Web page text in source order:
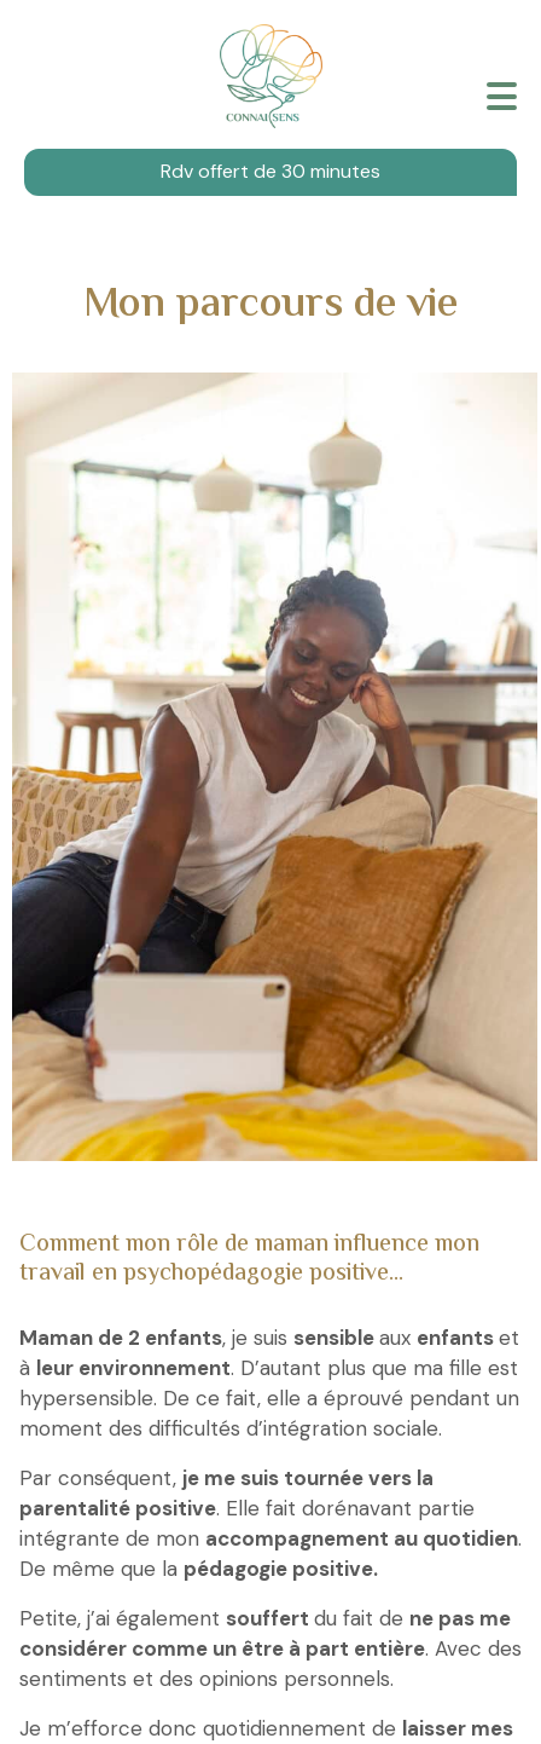
Rdv offert de 30 minutes
Mon parcours de vie
Comment mon rôle de maman influence mon
travail en psychopédagogie positive...
Maman de 2 enfants, je suis sensibleaux enfantset
à leur environnement. D’autant plus que ma fille est
hypersensible. De ce fait, elle a éprouvé pendant un
moment des difficultés d’intégration sociale.
Par conséquent, je me suis tournée vers la
parentalité positive. Elle fait dorénavant partie
intégrante de mon accompagnement au quotidien.
De même que la pédagogie positive.
Petite, j’ai également souffert du fait de ne pas me
considérer comme un être à part entière. Avec des
sentiments et des opinions personnels.
Je m’efforce donc quotidiennement de laisser mes